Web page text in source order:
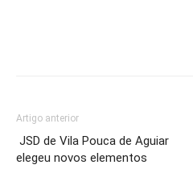
Artigo anterior
JSD de Vila Pouca de Aguiar
elegeu novos elementos